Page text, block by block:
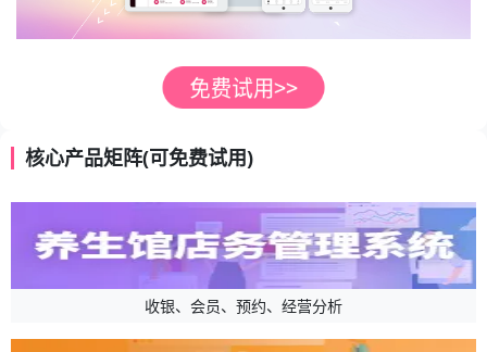
核心产品矩阵(可免费试用)
收银、会员、预约、经营分析